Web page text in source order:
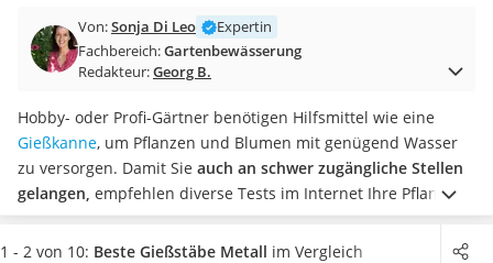
Split-Klimaanlage 2 Innengeräte
Pelletofen
Bohrmaschine
Fliesenschneider
Hochdruckreiniger
Doppelschleifer
Überwachungskamera
Benzinrasenmäher mit Elektrostart
Akku-Laubsauger
Von:Sonja Di Leo
Expertin
Fachbereich:Gartenbewässerung
Redakteur:Georg B.
Hobby- oder Profi-Gärtner benötigen Hilfsmittel wie eine
Gießkanne, um Pflanzen und Blumen mit genügend Wasser
zu versorgen. Damit Sie auch an schwer zugängliche Stellen
gelangen, empfehlen diverse Tests im Internet Ihre Pflanzen
mit einem Gießstab aus Metall zu bewässern. Diese sind
besonders robust und bieten einen hohen Bedienkomfort.
1 - 2 von 10: Beste Gießstäbe Metall im Vergleich